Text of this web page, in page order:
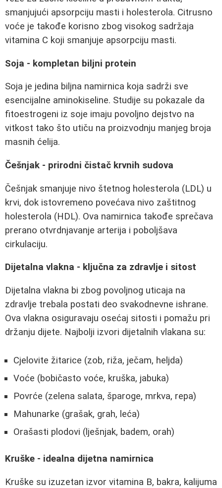
smanjujući apsorpciju masti i holesterola. Citrusno
voće je takođe korisno zbog visokog sadržaja
vitamina C koji smanjuje apsorpciju masti.
Soja - kompletan biljni protein
Soja je jedina biljna namirnica koja sadrži sve
esencijalne aminokiseline. Studije su pokazale da
fitoestrogeni iz soje imaju povoljno dejstvo na
vitkost tako što utiču na proizvodnju manjeg broja
masnih ćelija.
Češnjak - prirodni čistač krvnih sudova
Češnjak smanjuje nivo štetnog holesterola (LDL) u
krvi, dok istovremeno povećava nivo zaštitnog
holesterola (HDL). Ova namirnica takođe sprečava
prerano otvrdnjavanje arterija i poboljšava
cirkulaciju.
Dijetalna vlakna - ključna za zdravlje i sitost
Dijetalna vlakna bi zbog povoljnog uticaja na
zdravlje trebala postati deo svakodnevne ishrane.
Ova vlakna osiguravaju osećaj sitosti i pomažu pri
držanju dijete. Najbolji izvori dijetalnih vlakana su:
Cjelovite žitarice (zob, riža, ječam, heljda)
Voće (bobičasto voće, kruška, jabuka)
Povrće (zelena salata, šparoge, mrkva, repa)
Mahunarke (grašak, grah, leća)
Orašasti plodovi (lješnjak, badem, orah)
Kruške - idealna dijetna namirnica
Kruške su izuzetan izvor vitamina B, bakra, kalijuma